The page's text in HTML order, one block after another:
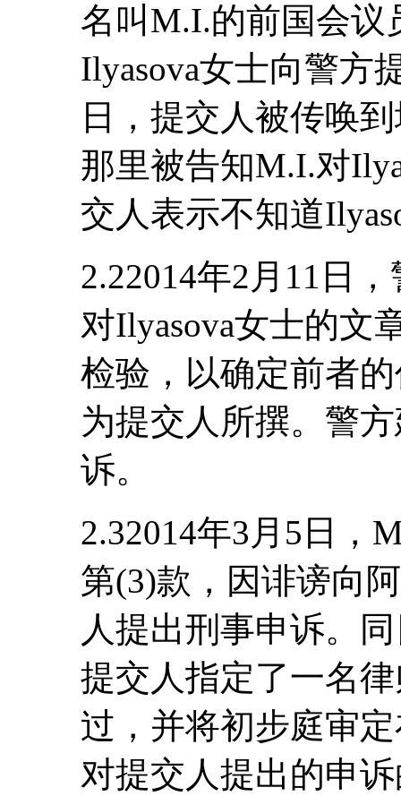
名叫M.I.的前国会议
Ilyasova女士向警方
日，提交人被传唤
那里被告知M.I.对
交人表示不知道
2.22014年2月11日
对Ilyasova女士的文
检验，以确定前者
为提交人所撰。警
诉。
2.32014年3月5日，
第(3)款，因诽谤向
人提出刑事申诉。
提交人指定了一名
过，并将初步庭审
对提交人提出的申